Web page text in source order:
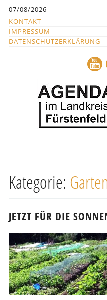
springen
07/08/2026
KONTAKT
IMPRESSUM
DATENSCHUTZERKLÄRUNG
zum
Kategorie:
JETZT FÜR DIE